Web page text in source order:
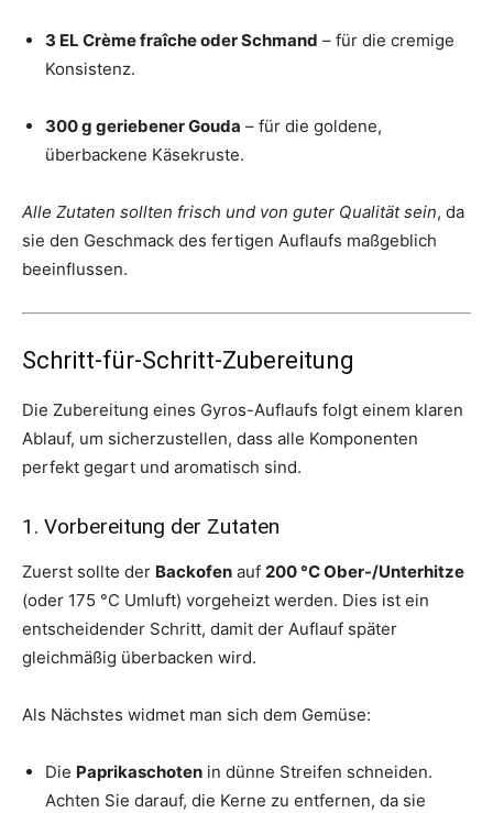
3 EL Crème fraîche oder Schmand – für die cremige
Konsistenz.
300 g geriebener Gouda – für die goldene,
überbackene Käsekruste.
Alle Zutaten sollten frisch und von guter Qualität sein, da
sie den Geschmack des fertigen Auflaufs maßgeblich
beeinflussen.
Schritt-für-Schritt-Zubereitung
Die Zubereitung eines Gyros-Auflaufs folgt einem klaren
Ablauf, um sicherzustellen, dass alle Komponenten
perfekt gegart und aromatisch sind.
1. Vorbereitung der Zutaten
Zuerst sollte der Backofen auf 200 °C Ober-/Unterhitze
(oder 175 °C Umluft) vorgeheizt werden. Dies ist ein
entscheidender Schritt, damit der Auflauf später
gleichmäßig überbacken wird.
Als Nächstes widmet man sich dem Gemüse:
Die Paprikaschoten in dünne Streifen schneiden.
Achten Sie darauf, die Kerne zu entfernen, da sie